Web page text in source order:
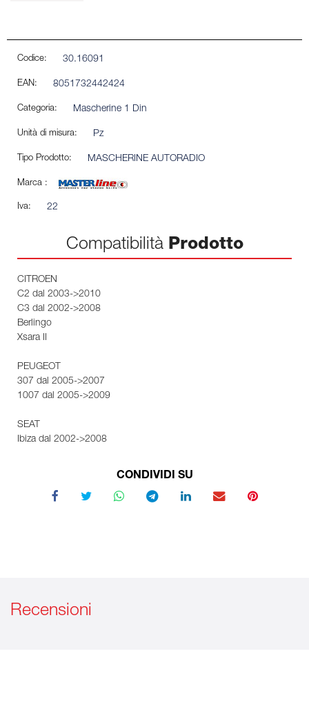
Codice: 30.16091
EAN: 8051732442424
Categoria: Mascherine 1 Din
Unità di misura: Pz
Tipo Prodotto: MASCHERINE AUTORADIO
Marca :
Iva: 22
Compatibilità Prodotto
CITROEN
C2 dal 2003->2010
C3 dal 2002->2008
Berlingo
Xsara II
PEUGEOT
307 dal 2005->2007
1007 dal 2005->2009
SEAT
Ibiza dal 2002->2008
CONDIVIDI SU
Recensioni